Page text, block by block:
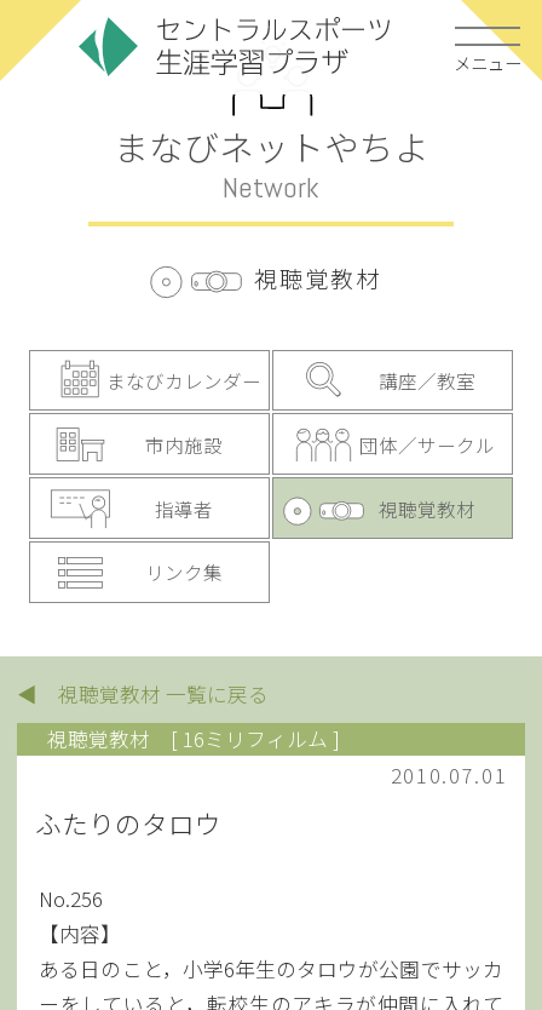
メニュー
まなびネットやちよ
Network
視聴覚教材
まなびカレンダー 講座／教室
市内施設 団体／サークル
指導者 視聴覚教材
リンク集
◀ 視聴覚教材 一覧に戻る
視聴覚教材
[ 16ミリフィルム ]
2010.07.01
ふたりのタロウ
No.256
【内容】
ある日のこと，小学6年生のタロウが公園でサッカ
ーをしていると，転校生のアキラが仲間に入れて